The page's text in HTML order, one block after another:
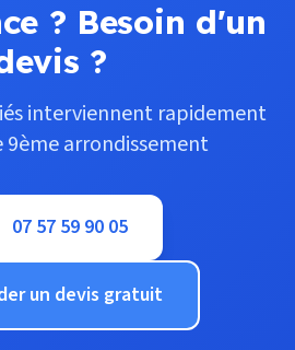
? Besoin d'un
?
interviennent rapidement
arrondissement
07 57 59 90 05
un devis gratuit